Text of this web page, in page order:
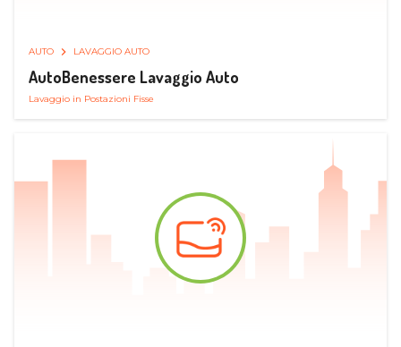
AUTO LAVAGGIO AUTO
AutoBenessere Lavaggio Auto
Lavaggio in Postazioni Fisse